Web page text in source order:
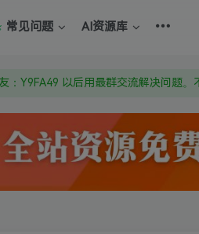
常见问题 AI资源库
附上证书和内容链接
的激活码也是解压密码